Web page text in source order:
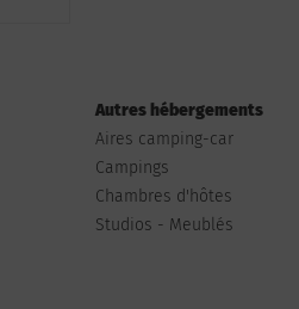
Autres hébergements
Aires camping-car
Campings
Chambres d'hôtes
Studios - Meublés